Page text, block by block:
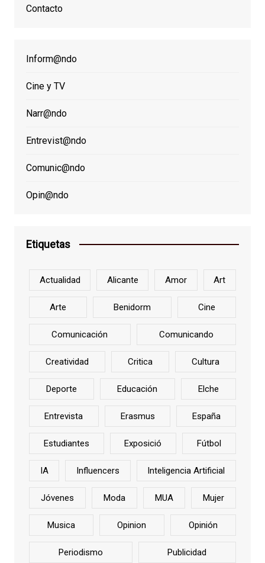
Contacto
Inform@ndo
Cine y TV
Narr@ndo
Entrevist@ndo
Comunic@ndo
Opin@ndo
Etiquetas
Actualidad Alicante Amor Art
Arte Benidorm Cine
Comunicación Comunicando
Creatividad Critica Cultura
Deporte Educación Elche
Entrevista Erasmus España
Estudiantes Exposició Fútbol
IA Influencers Inteligencia Artificial
Jóvenes Moda MUA Mujer
Musica Opinion Opinión
Periodismo Publicidad